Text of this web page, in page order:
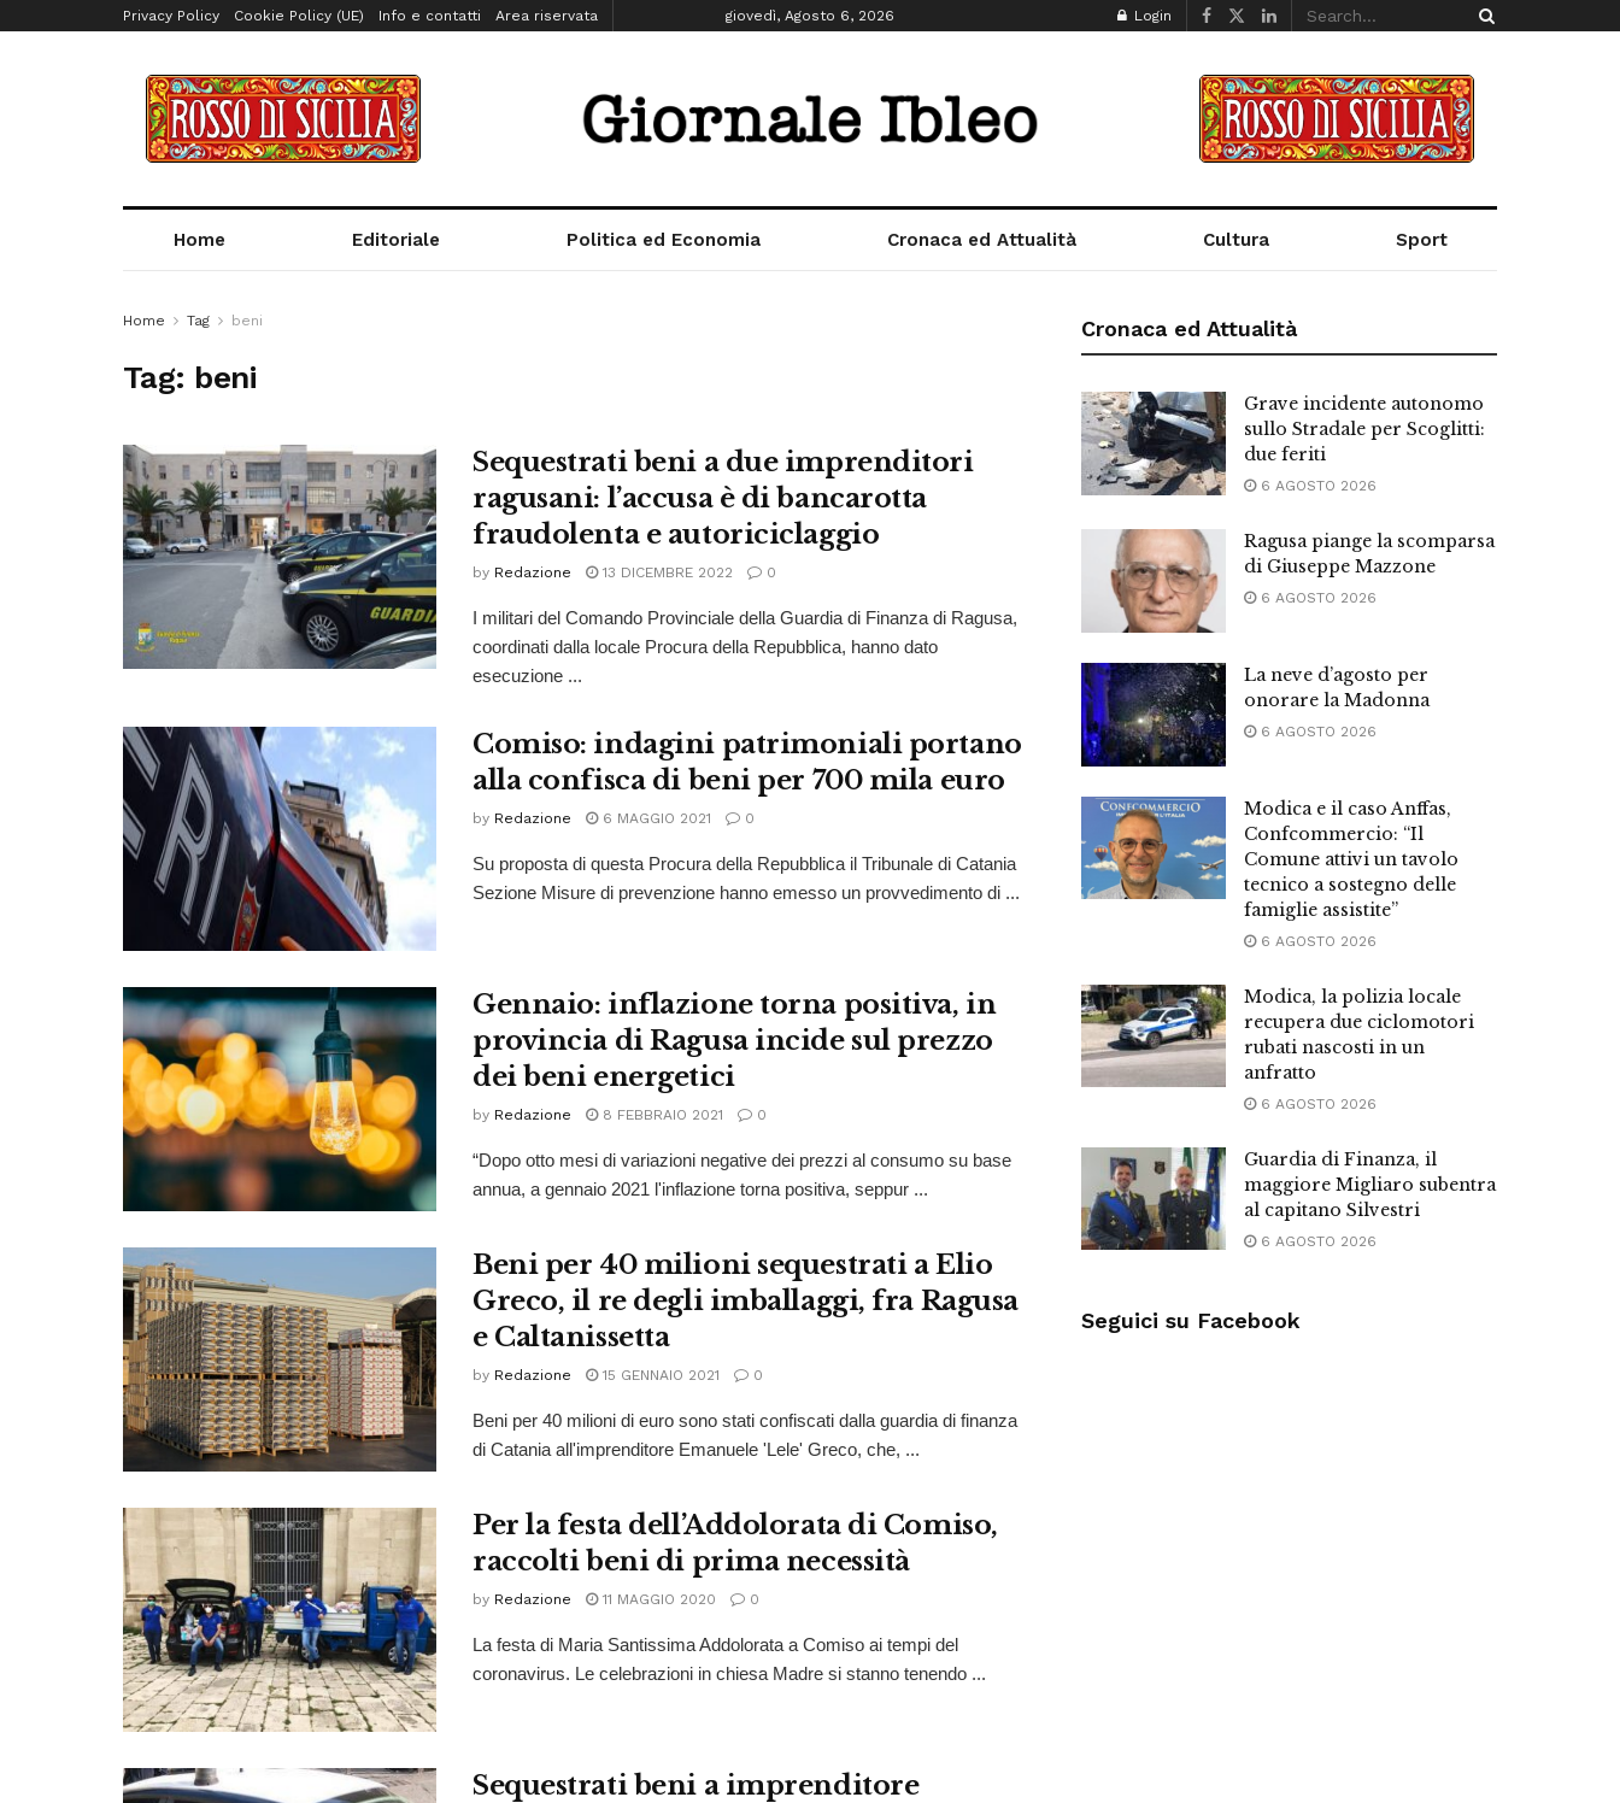
Privacy Policy Cookie Policy (UE) Info e contatti Area riservata giovedì, Agosto 6, 2026 Login
Home Editoriale Politica ed Economia Cronaca ed Attualità Cultura Sport
Home Tag beni
Tag: beni
Sequestrati beni a due imprenditori
ragusani: l’accusa è di bancarotta
fraudolenta e autoriciclaggio
by Redazione 13 DICEMBRE 2022 0
I militari del Comando Provinciale della Guardia di Finanza di Ragusa,
coordinati dalla locale Procura della Repubblica, hanno dato
esecuzione ...
Comiso: indagini patrimoniali portano
alla confisca di beni per 700 mila euro
by Redazione 6 MAGGIO 2021 0
Su proposta di questa Procura della Repubblica il Tribunale di Catania
Sezione Misure di prevenzione hanno emesso un provvedimento di ...
Gennaio: inflazione torna positiva, in
provincia di Ragusa incide sul prezzo
dei beni energetici
by Redazione 8 FEBBRAIO 2021 0
“Dopo otto mesi di variazioni negative dei prezzi al consumo su base
annua, a gennaio 2021 l'inflazione torna positiva, seppur ...
Beni per 40 milioni sequestrati a Elio
Greco, il re degli imballaggi, fra Ragusa
e Caltanissetta
by Redazione 15 GENNAIO 2021 0
Beni per 40 milioni di euro sono stati confiscati dalla guardia di finanza
di Catania all'imprenditore Emanuele 'Lele' Greco, che, ...
Per la festa dell’Addolorata di Comiso,
raccolti beni di prima necessità
by Redazione 11 MAGGIO 2020 0
La festa di Maria Santissima Addolorata a Comiso ai tempi del
coronavirus. Le celebrazioni in chiesa Madre si stanno tenendo ...
Sequestrati beni a imprenditore
Cronaca ed Attualità
Grave incidente autonomo
sullo Stradale per Scoglitti:
due feriti
6 AGOSTO 2026
Ragusa piange la scomparsa
di Giuseppe Mazzone
6 AGOSTO 2026
La neve d’agosto per
onorare la Madonna
6 AGOSTO 2026
Modica e il caso Anffas,
Confcommercio: “Il
Comune attivi un tavolo
tecnico a sostegno delle
famiglie assistite”
6 AGOSTO 2026
Modica, la polizia locale
recupera due ciclomotori
rubati nascosti in un
anfratto
6 AGOSTO 2026
Guardia di Finanza, il
maggiore Migliaro subentra
al capitano Silvestri
6 AGOSTO 2026
Seguici su Facebook